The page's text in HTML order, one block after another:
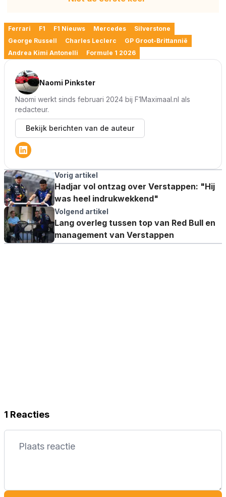
Ferrari F1 F1 Nieuws Mercedes
Silverstone
George Russell
Charles Leclerc
GP Groot-Brittannië
Andrea Kimi Antonelli
Formule 1 2026
Naomi Pinkster
Naomi werkt sinds februari 2024 bij F1Maximaal.nl als
redacteur.
Bekijk berichten van de auteur
Vorig artikel
Hadjar vol ontzag over Verstappen: "Hij
was heel indrukwekkend"
Volgend artikel
Lang overleg tussen top van Red Bull en
management van Verstappen
1 Reacties